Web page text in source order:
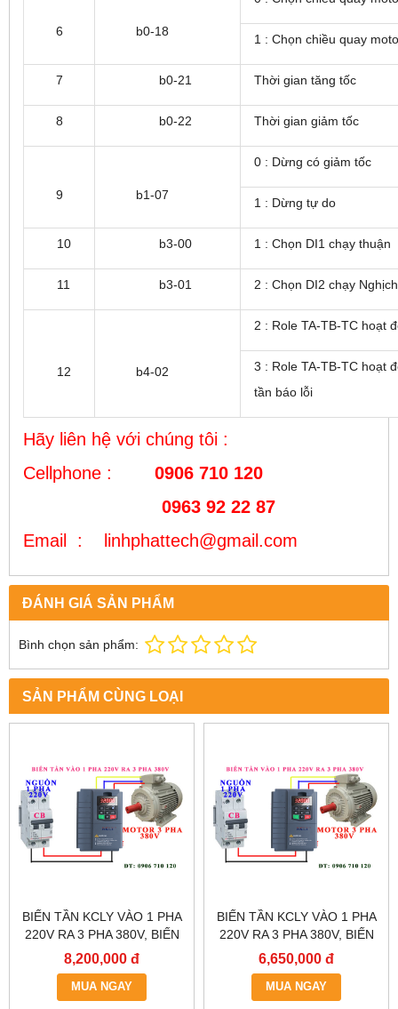
6 b0-18
1 : Chọn chiều quay
7 b0-21 Thời gian tăng tốc
8 b0-22 Thời gian giảm tốc
9 b1-07
0 : Dừng có giảm tốc
1 : Dừng tự do
10 b3-00 1 : Chọn DI1 chạy thuận
11 b3-01 2 : Chọn DI2 chạy Nghịch
12 b4-02
2 : Role TA-TB-TC hoạt
3 : Role TA-TB-TC hoạt
tần báo lỗi
Hãy liên hệ với chúng tôi :
Cellphone : 0906 710 120
0963 92 22 87
Email : linhphattech@gmail.com
ĐÁNH GIÁ SẢN PHẨM
Bình chọn sản phẩm:
SẢN PHẨM CÙNG LOẠI
BIẾN TẦN KCLY VÀO 1 PHA
220V RA 3 PHA 380V, BIẾN
TẦN KCLY KOC600-011GT3-
B
8,200,000 đ
MUA NGAY
BIẾN TẦN KCLY VÀO 1 PHA
220V RA 3 PHA 380V, BIẾN
TẦN KCLY KOC600-
7R5GT3-B
6,650,000 đ
MUA NGAY